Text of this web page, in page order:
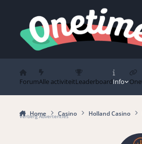
ForumAlle activiteitLeaderboardInfo
Home Casino Holland Casino
Verberg Advertenties